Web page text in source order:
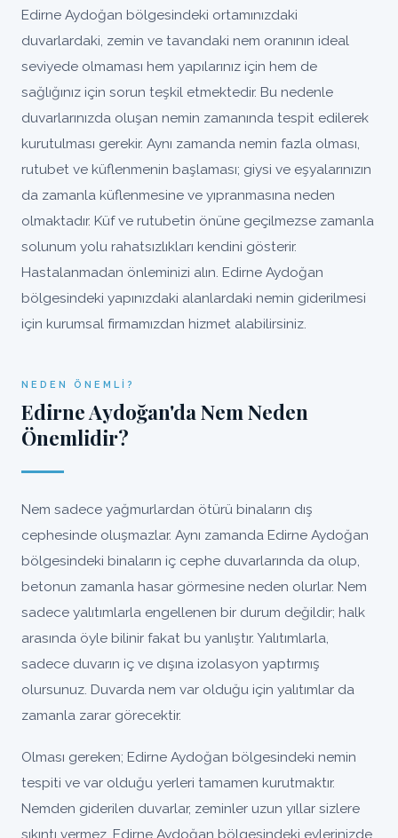
Edirne Aydoğan bölgesindeki ortamınızdaki
duvarlardaki, zemin ve tavandaki nem oranının ideal
seviyede olmaması hem yapılarınız için hem de
sağlığınız için sorun teşkil etmektedir. Bu nedenle
duvarlarınızda oluşan nemin zamanında tespit edilerek
kurutulması gerekir. Aynı zamanda nemin fazla olması,
rutubet ve küflenmenin başlaması; giysi ve eşyalarınızın
da zamanla küflenmesine ve yıpranmasına neden
olmaktadır. Küf ve rutubetin önüne geçilmezse zamanla
solunum yolu rahatsızlıkları kendini gösterir.
Hastalanmadan önleminizi alın. Edirne Aydoğan
bölgesindeki yapınızdaki alanlardaki nemin giderilmesi
için kurumsal firmamızdan hizmet alabilirsiniz.
NEDEN ÖNEMLI?
Edirne Aydoğan'da Nem Neden
Önemlidir?
Nem sadece yağmurlardan ötürü binaların dış
cephesinde oluşmazlar. Aynı zamanda Edirne Aydoğan
bölgesindeki binaların iç cephe duvarlarında da olup,
betonun zamanla hasar görmesine neden olurlar. Nem
sadece yalıtımlarla engellenen bir durum değildir; halk
arasında öyle bilinir fakat bu yanlıştır. Yalıtımlarla,
sadece duvarın iç ve dışına izolasyon yaptırmış
olursunuz. Duvarda nem var olduğu için yalıtımlar da
zamanla zarar görecektir.
Olması gereken; Edirne Aydoğan bölgesindeki nemin
tespiti ve var olduğu yerleri tamamen kurutmaktır.
Nemden giderilen duvarlar, zeminler uzun yıllar sizlere
sıkıntı vermez, Edirne Aydoğan bölgesindeki evlerinizde